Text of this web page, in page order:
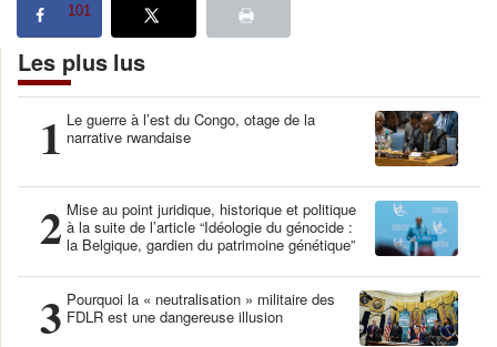
101
Les plus lus
1 Le guerre à l’est du Congo, otage de la
narrative rwandaise
2 Mise au point juridique, historique et politique
à la suite de l’article “Idéologie du génocide :
la Belgique, gardien du patrimoine génétique”
3 Pourquoi la « neutralisation » militaire des
FDLR est une dangereuse illusion